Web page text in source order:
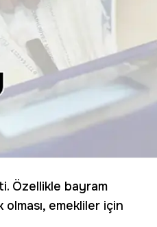
Özellikle bayram
emekliler için